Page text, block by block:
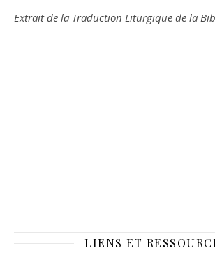
Extrait de la Traduction Liturgique de la
LIENS ET